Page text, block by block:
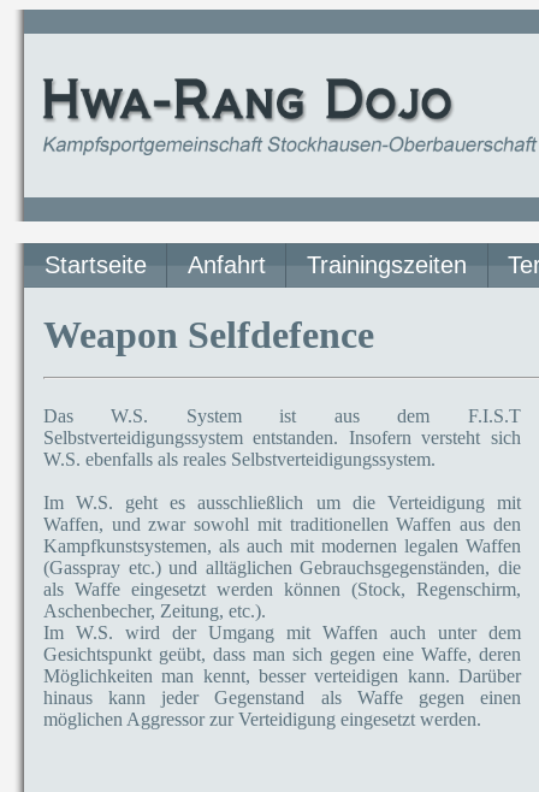
Startseite Anfahrt Trainingszeiten
Weapon Selfdefence
Das W.S. System ist aus dem F.I.S.T
Selbstverteidigungssystem entstanden. Insofern versteht sich
W.S. ebenfalls als reales Selbstverteidigungssystem.
Im W.S. geht es ausschließlich um die Verteidigung mit
Waffen, und zwar sowohl mit traditionellen Waffen aus den
Kampfkunstsystemen, als auch mit modernen legalen Waffen
(Gasspray etc.) und alltäglichen Gebrauchsgegenständen, die
als Waffe eingesetzt werden können (Stock, Regenschirm,
Aschenbecher, Zeitung, etc.).
Im W.S. wird der Umgang mit Waffen auch unter dem
Gesichtspunkt geübt, dass man sich gegen eine Waffe, deren
Möglichkeiten man kennt, besser verteidigen kann. Darüber
hinaus kann jeder Gegenstand als Waffe gegen einen
möglichen Aggressor zur Verteidigung eingesetzt werden.